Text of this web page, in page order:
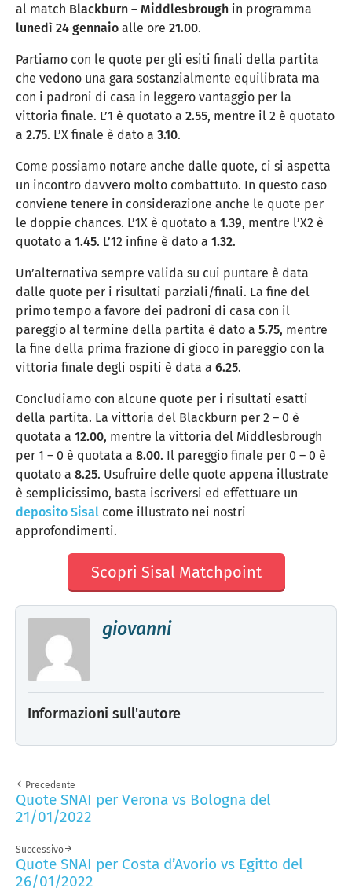
al match Blackburn – Middlesbrough in programma
lunedì 24 gennaio alle ore 21.00.
Partiamo con le quote per gli esiti finali della partita
che vedono una gara sostanzialmente equilibrata ma
con i padroni di casa in leggero vantaggio per la
vittoria finale. L’1 è quotato a 2.55, mentre il 2 è quotato
a 2.75. L’X finale è dato a 3.10.
Come possiamo notare anche dalle quote, ci si aspetta
un incontro davvero molto combattuto. In questo caso
conviene tenere in considerazione anche le quote per
le doppie chances. L’1X è quotato a 1.39, mentre l’X2 è
quotato a 1.45. L’12 infine è dato a 1.32.
Un’alternativa sempre valida su cui puntare è data
dalle quote per i risultati parziali/finali. La fine del
primo tempo a favore dei padroni di casa con il
pareggio al termine della partita è dato a 5.75, mentre
la fine della prima frazione di gioco in pareggio con la
vittoria finale degli ospiti è data a 6.25.
Concludiamo con alcune quote per i risultati esatti
della partita. La vittoria del Blackburn per 2 – 0 è
quotata a 12.00, mentre la vittoria del Middlesbrough
per 1 – 0 è quotata a 8.00. Il pareggio finale per 0 – 0 è
quotato a 8.25. Usufruire delle quote appena illustrate
è semplicissimo, basta iscriversi ed effettuare un
deposito Sisal come illustrato nei nostri
approfondimenti.
Scopri Sisal Matchpoint
giovanni
Informazioni sull'autore
Precedente
Quote SNAI per Verona vs Bologna del
21/01/2022
Successivo
Quote SNAI per Costa d’Avorio vs Egitto del
26/01/2022